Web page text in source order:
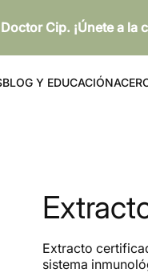
Cip. ¡Únete a la
BLOG Y EDUCACIÓN
Extracto
sistema